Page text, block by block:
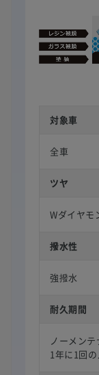
対象車
全車
ツヤ
Wダイヤモ
撥水性
強撥水
耐久期間
ノーメン
1年に1回